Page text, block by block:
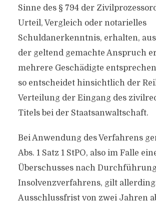
Sinne des § 794 der
Urteil, Vergleich oder notarielles
Schuldanerkenntnis, erhalten,
der geltend gemachte Anspruch
mehrere Geschädigte
so entscheidet hinsichtlich der
Verteilung der Eingang des
Titels bei der Staatsanwaltschaft.
Bei Anwendung des Verfahrens
Abs. 1 Satz 1 StPO, also im Falle
Überschusses nach
Insolvenzverfahrens, gilt
Ausschlussfrist von zwei Jahren